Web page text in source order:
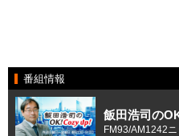
番組情報
飯田浩司の
FM93/AM1242